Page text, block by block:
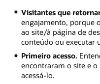
Visitantes que
engajamento, porque
ao site/à página de
conteúdo ou executar
Primeiro acesso.
encontraram o site e
acessá-lo.